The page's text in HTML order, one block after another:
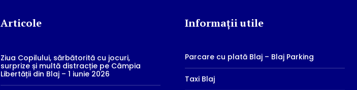
Articole
Ziua Copilului, sărbătorită cu jocuri,
surprize și multă distracție pe Câmpia
Libertății din Blaj – 1 iunie 2026
Informații utile
Parcare cu plată Blaj – Blaj Parking
Taxi Blaj